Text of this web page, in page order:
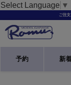
Select Language ▼
ご注
予約 新